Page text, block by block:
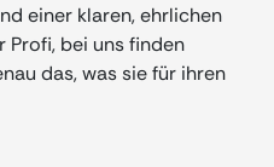
einer klaren, ehrlichen
Profi, bei uns finden
das, was sie für ihren